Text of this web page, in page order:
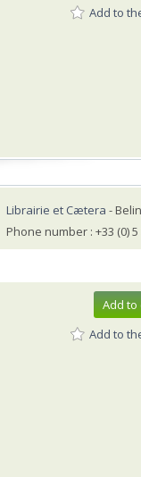
Add to
Librairie et Cætera -
Phone number : +33 (0) 5
Add to
Add to